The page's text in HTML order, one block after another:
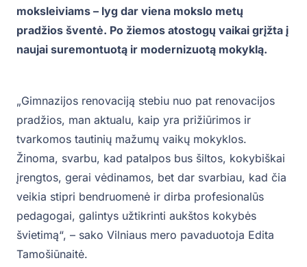
moksleiviams – lyg dar viena mokslo metų
pradžios šventė. Po žiemos atostogų vaikai grįžta į
naujai suremontuotą ir modernizuotą mokyklą.
„Gimnazijos renovaciją stebiu nuo pat renovacijos
pradžios, man aktualu, kaip yra prižiūrimos ir
tvarkomos tautinių mažumų vaikų mokyklos.
Žinoma, svarbu, kad patalpos bus šiltos, kokybiškai
įrengtos, gerai vėdinamos, bet dar svarbiau, kad čia
veikia stipri bendruomenė ir dirba profesionalūs
pedagogai, galintys užtikrinti aukštos kokybės
švietimą“, – sako Vilniaus mero pavaduotoja Edita
Tamošiūnaitė.